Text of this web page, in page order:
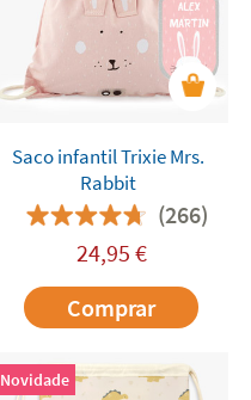
Saco infantil Trixie Mrs.
Rabbit
(266)
24,95 €
Comprar
Novidade